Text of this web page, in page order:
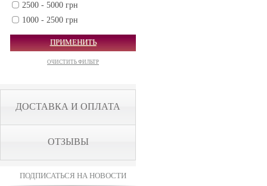
2500 - 5000 грн
1000 - 2500 грн
500 - 1000 грн
250 - 500 грн
50 - 250 грн
ПРИМЕНИТЬ
ОЧИСТИТЬ ФИЛЬТР
ДОСТАВКА И ОПЛАТА
ОТЗЫВЫ
ПОДПИСАТЬСЯ НА НОВОСТИ